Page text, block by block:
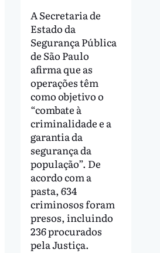
A Secretaria de
Estado da
Segurança Pública
de São Paulo
afirma que as
operações têm
como objetivo o
“combate à
criminalidade e a
garantia da
segurança da
população”. De
acordo com a
pasta, 634
criminosos foram
presos, incluindo
236 procurados
pela Justiça.